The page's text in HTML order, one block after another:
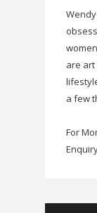
are art
a few
For